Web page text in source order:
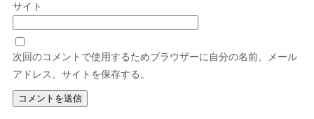
サイト
次回のコメントで使用するためブラウザーに自分の名前、メール
アドレス、サイトを保存する。